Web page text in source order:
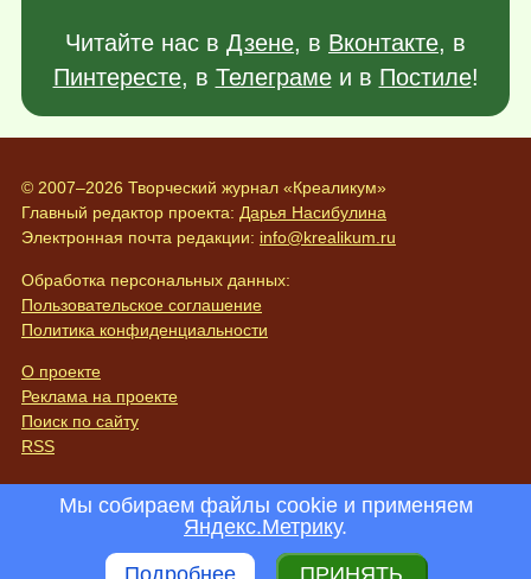
Читайте нас в Дзене, в Вконтакте, в
Пинтересте, в Телеграмеи в Постиле!
© 2007–2026 Творческий журнал «Креаликум»
Главный редактор проекта: Дарья Насибулина
Электронная почта редакции: info@krealikum.ru
Обработка персональных данных:
Пользовательское соглашение
Политика конфиденциальности
О проекте
Реклама на проекте
Поиск по сайту
RSS
Мы собираем файлы cookie и применяем
Яндекс.Метрику.
Подробнее
ПРИНЯТЬ